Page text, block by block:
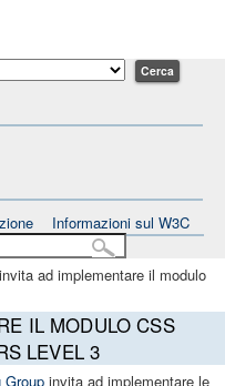
Informazioni sul W3C
ad implementare il modulo
IL MODULO CSS
LEVEL 3
Group invita ad implementare le